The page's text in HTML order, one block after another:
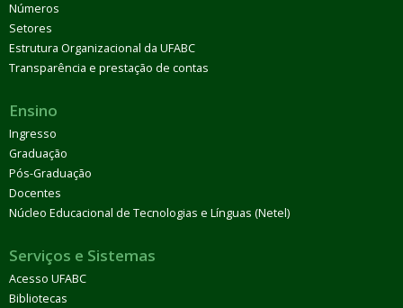
Números
Setores
Estrutura Organizacional da UFABC
Transparência e prestação de contas
Ensino
Ingresso
Graduação
Pós-Graduação
Docentes
Núcleo Educacional de Tecnologias e Línguas (Netel)
Serviços e Sistemas
Acesso UFABC
Bibliotecas